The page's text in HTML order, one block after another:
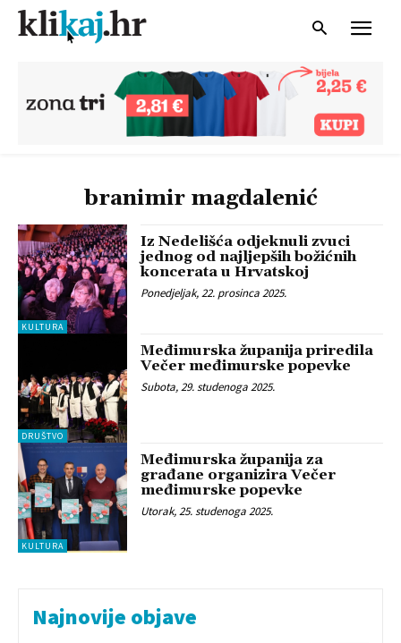
branimir magdalenić
KULTURA
Iz Nedelišća odjeknuli zvuci
jednog od najljepših božićnih
koncerata u Hrvatskoj
Ponedjeljak, 22. prosinca 2025.
DRUŠTVO
Međimurska županija priredila
Večer međimurske popevke
Subota, 29. studenoga 2025.
KULTURA
Međimurska županija za
građane organizira Večer
međimurske popevke
Utorak, 25. studenoga 2025.
Najnovije objave